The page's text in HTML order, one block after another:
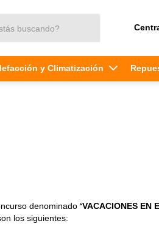
y Climatización
denominado ‘VACACIONES EN
los siguientes: